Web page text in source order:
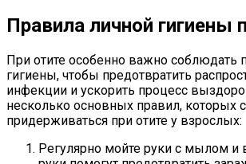
Правила личной гигиены
При отите особенно важно соблюдать
гигиены, чтобы предотвратить
инфекции и ускорить процесс
несколько основных правил, которых
придерживаться при отите у взрослых:
Регулярно мойте руки с мылом и